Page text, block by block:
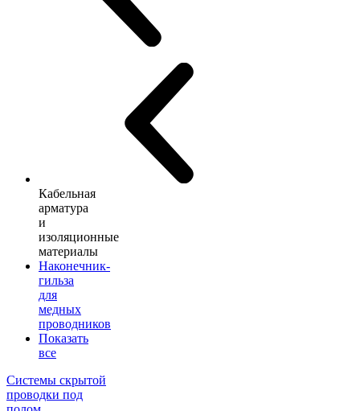
Кабельная
арматура
и
изоляционные
материалы
Наконечник-
гильза
для
медных
проводников
Показать
все
Системы скрытой
проводки под